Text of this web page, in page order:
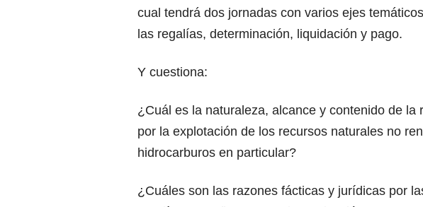
cual tendrá dos jornadas con varios ejes
las regalías, determinación, liquidación y pago.
Y cuestiona:
¿Cuál es la naturaleza, alcance y contenido de la
por la explotación de los recursos naturales no
hidrocarburos en particular?
¿Cuáles son las razones fácticas y jurídicas por